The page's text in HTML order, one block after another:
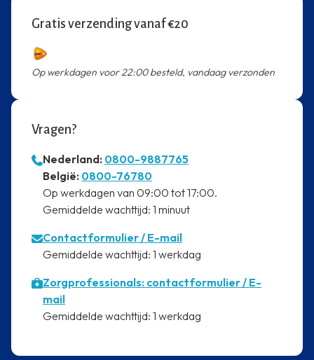
Gratis verzending vanaf €20
Op werkdagen voor 22:00 besteld, vandaag verzonden
Vragen?
Nederland: 0800-9887765
⁠België: 0800-76780
⁠Op werkdagen van 09:00 tot 17:00.
⁠Gemiddelde wachttijd: 1 minuut
Contactformulier/ E-mail
⁠Gemiddelde wachttijd: 1 werkdag
Zorgprofessionals: contactformulier / E-
mail
⁠Gemiddelde wachttijd: 1 werkdag